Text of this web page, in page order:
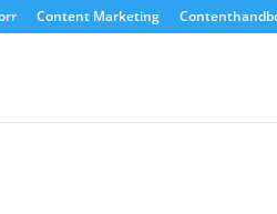
Content Marketing